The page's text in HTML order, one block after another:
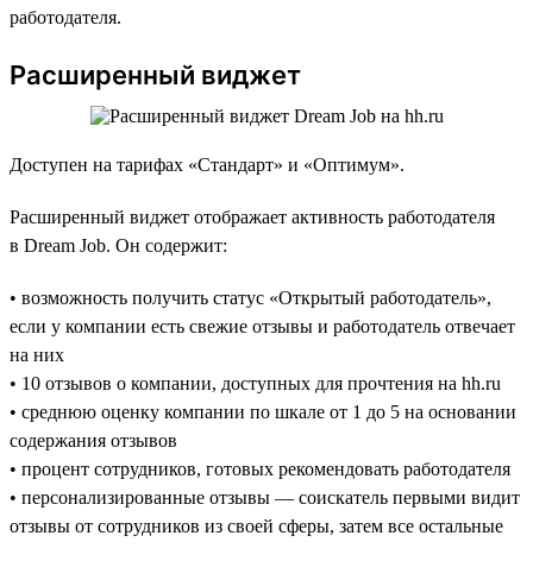
работодателя.
Расширенный виджет
Доступен на тарифах «Стандарт» и «Оптимум».
Расширенный виджет отображает активность работодателя
в Dream Job. Он содержит:
• возможность получить статус «Открытый работодатель»,
если у компании есть свежие отзывы и работодатель отвечает
на них
• 10 отзывов о компании, доступных для прочтения на hh.ru
• среднюю оценку компании по шкале от 1 до 5 на основании
содержания отзывов
• процент сотрудников, готовых рекомендовать работодателя
• персонализированные отзывы — соискатель первыми видит
отзывы от сотрудников из своей сферы, затем все остальные